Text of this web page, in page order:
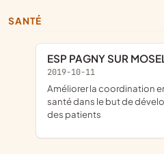
SANTÉ
ESP PAGNY SUR
2019-10-11
améliorer la coordination entre les professionnels de
santé dans le but de
des patients